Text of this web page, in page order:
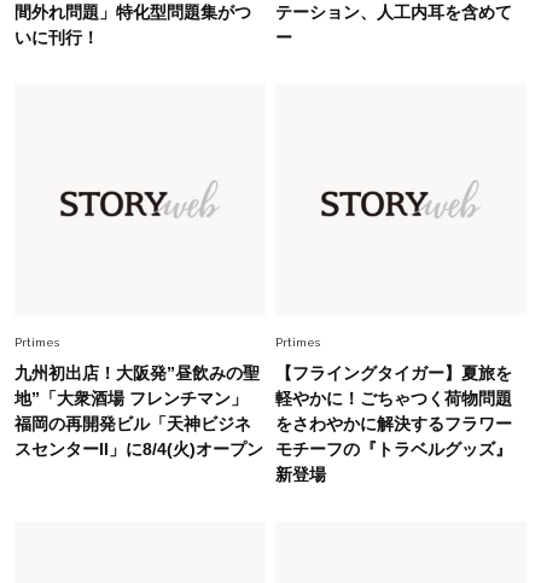
幸福感”に目が向いた」ライフスタイルも、服も
Fashion 2026.5.29
オシャレ40代の【ワンピ＆オールインワン】最
旬着こなし3選。地味見え回避のコツは「バッグ
選び」！
Fashion
間外れ問題」特化型問題集がつ
いに刊行！
テーション、人工内耳を含めて
ー
Prtimes
九州初出店！大阪発”昼飲みの聖
地”「大衆酒場 フレンチマン」
福岡の再開発ビル「天神ビジネ
スセンターII」に8/4(火)オープン
Prtimes
【フライングタイガー】夏旅を
軽やかに！ごちゃつく荷物問題
をさわやかに解決するフラワー
モチーフの『トラベルグッズ』
新登場